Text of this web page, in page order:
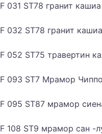
F 031 ST78 гранит
F 032 ST78 гранит кашиа
F 052 ST75 травертин
F 093 ST7 Мрамор
F 095 ST87 мрамор
F 108 ST9 мрамор сан -